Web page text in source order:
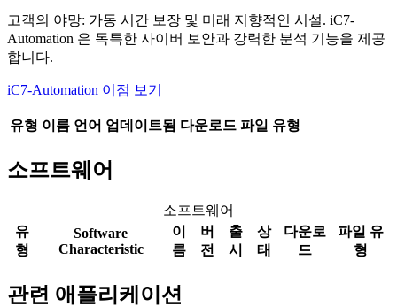
고객의 야망: 가동 시간 보장 및 미래 지향적인 시설. iC7-
Automation 은 독특한 사이버 보안과 강력한 분석 기능을 제공
합니다.
iC7-Automation 이점 보기
유형 이름 언어 업데이트됨 다운로드 파일 유형
소프트웨어
소프트웨어
유
형
Software
Characteristic
이
름
버
전
출
시
상
태
다운로
드
파일 유
형
관련 애플리케이션